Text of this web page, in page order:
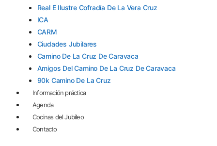
Real E Ilustre Cofradía De La Vera Cruz
ICA
CARM
Ciudades Jubilares
Camino De La Cruz De Caravaca
Amigos Del Camino De La Cruz De Caravaca
90k Camino De La Cruz
Información práctica
Agenda
Cocinas del Jubileo
Contacto